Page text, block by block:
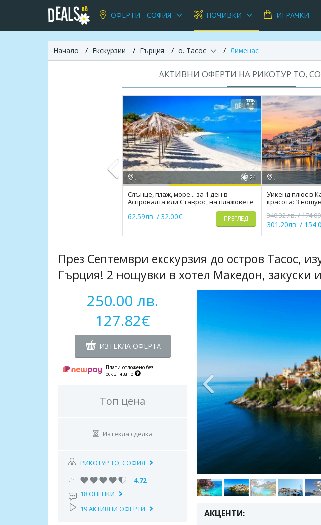
ОФЕРТИ - СОФИЯ ПОЧИВКИ ИГРАЧКИ
Начало Екскурзии Гърция о. Тасос Лименас
АКТИВНИ ОФЕРТИ НА РИКОТУР TO,
, 24
Слънце, плаж, море... за 1 ден в
Аспровалта или Ставрос, на плажовете
62.59лв. / 32.00€ ПРЕГЛЕД
,
Уикенд плюс в
красота: 3
340.32 лв. /
301.20лв. /
През Септември екскурзия до остров Тасос,
Гърция! 2 нощувки в хотел Македон, закуски
АКЦЕНТИ:
250.00 лв.
127.82€
ИЗТЕКЛА ОФЕРТА
Плати отложено без
оскъпяване
Топ цена
Изтекла сделка
РИКОТУР TO, СОФИЯ
4.72
18 ОЦЕНКИ
19 АКТИВНИ ОФЕРТИ